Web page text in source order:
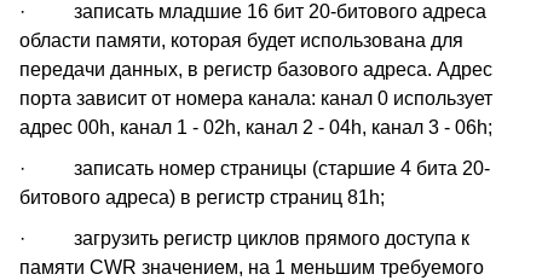
· записать младшие 16 бит 20-битового адреса
области памяти, которая будет использована для
передачи данных, в регистр базового адреса. Адрес
порта зависит от номера канала: канал 0 использует
адрес 00h, канал 1 - 02h, канал 2 - 04h, канал 3 - 06h;
· записать номер страницы (старшие 4 бита 20-
битового адреса) в регистр страниц 81h;
· загрузить регистр циклов прямого доступа к
памяти CWR значением, на 1 меньшим требуемого